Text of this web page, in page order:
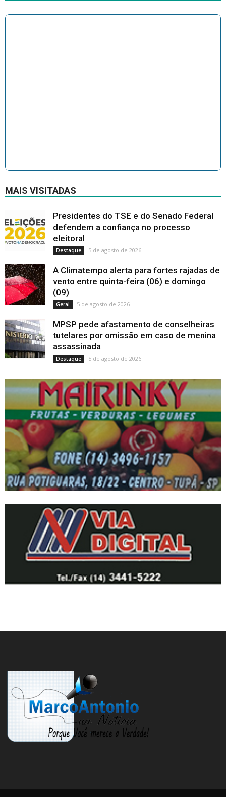
MAIS VISITADAS
Presidentes do TSE e do Senado Federal
defendem a confiança no processo
eleitoral
Destaque 5 de agosto de 2026
A Climatempo alerta para fortes rajadas de
vento entre quinta-feira (06) e domingo
(09)
Geral 5 de agosto de 2026
MPSP pede afastamento de conselheiras
tutelares por omissão em caso de menina
assassinada
Destaque 5 de agosto de 2026